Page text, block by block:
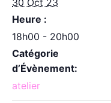
Heure :
18h00 - 20h00
Catégorie
d’Évènement:
atelier